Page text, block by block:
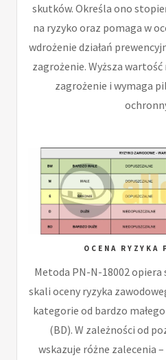
skutków. Określa ono
na ryzyko oraz pomaga w
wdrożenie działań
zagrożenie. Wyższa
zagrożenie i wymaga
OCENA RYZYKA
Metoda PN-N-18002
skali oceny ryzyka
kategorie od bardzo
(BD). W zależności od
wskazuje różne zalecenia